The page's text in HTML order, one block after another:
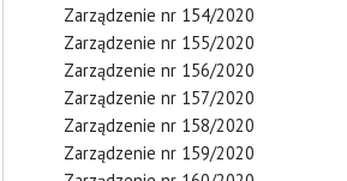
Zarządzenie nr 154/2020
Zarządzenie nr 155/2020
Zarządzenie nr 156/2020
Zarządzenie nr 157/2020
Zarządzenie nr 158/2020
Zarządzenie nr 159/2020